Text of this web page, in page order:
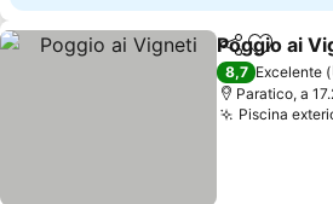
Partilhar
Poggio ai
8,7 Excelente
Paratico, a
Piscina